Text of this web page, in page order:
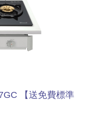
【送免費標準